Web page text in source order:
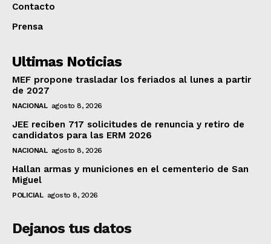
Contacto
Prensa
Ultimas Noticias
MEF propone trasladar los feriados al lunes a partir
de 2027
NACIONAL agosto 8, 2026
JEE reciben 717 solicitudes de renuncia y retiro de
candidatos para las ERM 2026
NACIONAL agosto 8, 2026
Hallan armas y municiones en el cementerio de San
Miguel
POLICIAL agosto 8, 2026
Dejanos tus datos